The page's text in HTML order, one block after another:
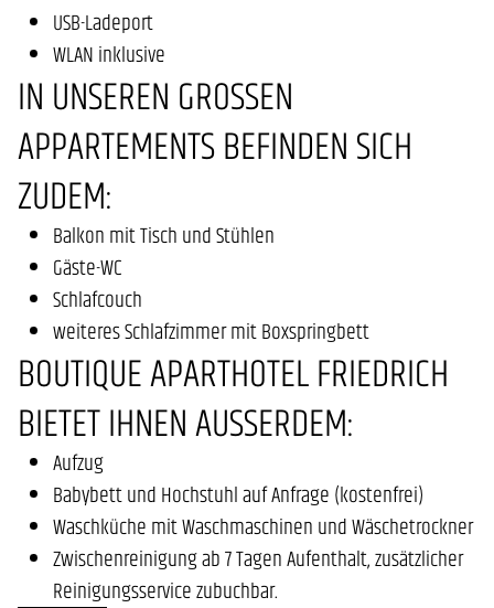
USB-Ladeport
WLAN inklusive
IN UNSEREN GROSSEN A
PPARTEMENTS BEFINDEN SICH Z
UDEM:
Balkon mit Tisch und Stühlen
Gäste-WC
Schlafcouch
weiteres Schlafzimmer mit Boxspringbett
BOUTIQUE APARTHOTEL FRIEDRICH
BIETET IHNEN AUSSERDEM:
Aufzug
Babybett und Hochstuhl auf Anfrage (kostenfrei)
Waschküche mit Waschmaschinen und Wäschetrockner
Zwischenreinigung ab 7 Tagen Aufenthalt, zusätzlicher
Reinigungsservice zubuchbar.